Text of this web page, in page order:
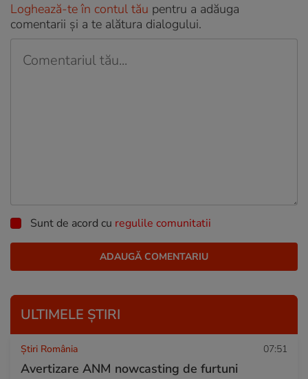
Loghează-te în contul tău pentru a adăuga
comentarii și a te alătura dialogului.
Sunt de acord cu regulile comunitatii
ULTIMELE ȘTIRI
Știri România 07:51
Avertizare ANM nowcasting de furtuni